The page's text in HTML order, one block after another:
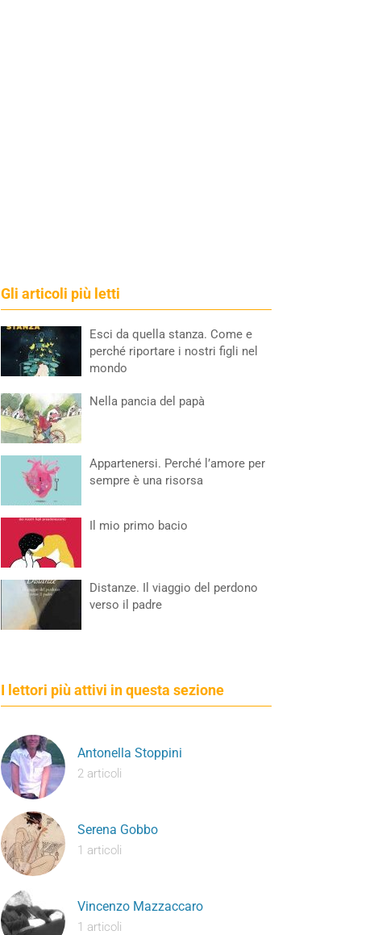
Gli articoli più letti
Esci da quella stanza. Come e
perché riportare i nostri figli nel
mondo
Nella pancia del papà
Appartenersi. Perché l’amore per
sempre è una risorsa
Il mio primo bacio
Distanze. Il viaggio del perdono
verso il padre
I lettori più attivi in questa sezione
Antonella Stoppini
2 articoli
Serena Gobbo
1 articoli
Vincenzo Mazzaccaro
1 articoli